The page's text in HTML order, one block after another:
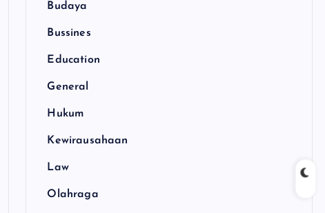
Budaya
Bussines
Education
General
Hukum
Kewirausahaan
Law
Olahraga